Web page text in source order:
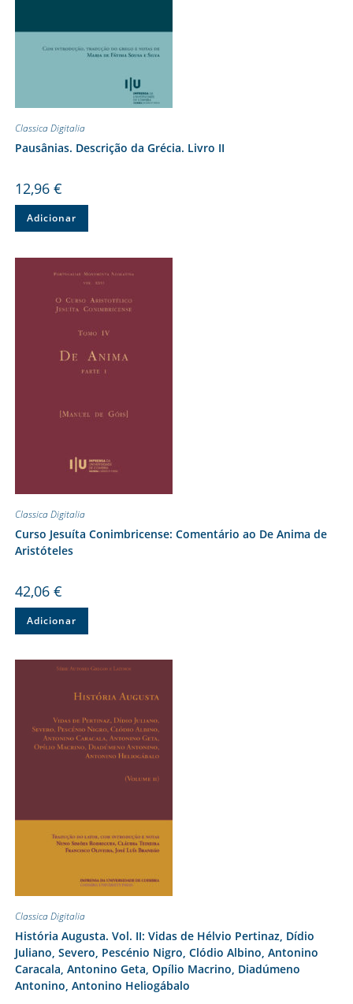
Classica Digitalia
Pausânias. Descrição da Grécia. Livro II
12,96 €
Adicionar
Classica Digitalia
Curso Jesuíta Conimbricense: Comentário ao De Anima de
Aristóteles
42,06 €
Adicionar
Classica Digitalia
História Augusta. Vol. II: Vidas de Hélvio Pertinaz, Dídio
Juliano, Severo, Pescénio Nigro, Clódio Albino, Antonino
Caracala, Antonino Geta, Opílio Macrino, Diadúmeno
Antonino, Antonino Heliogábalo